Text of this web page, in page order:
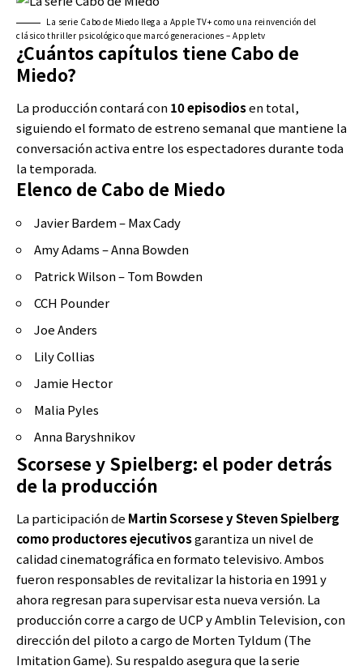
La serie Cabo de Miedo llega a Apple TV+ como una reinvención del
clásico thriller psicológico que marcó generaciones – Appletv
¿Cuántos capítulos tiene Cabo de
Miedo?
La producción contará con10 episodiosen total,
siguiendo el formato de estreno semanal que mantiene la
conversación activa entre los espectadores durante toda
la temporada.
Elenco de Cabo de Miedo
Javier Bardem – Max Cady
Amy Adams – Anna Bowden
Patrick Wilson – Tom Bowden
CCH Pounder
Joe Anders
Lily Collias
Jamie Hector
Malia Pyles
Anna Baryshnikov
Scorsese y Spielberg: el poder detrás
de la producción
La participación de Martin Scorsese y Steven Spielberg
como productores ejecutivosgarantiza un nivel de
calidad cinematográfica en formato televisivo. Ambos
fueron responsables de revitalizar la historia en 1991 y
ahora regresan para supervisar esta nueva versión. La
producción corre a cargo de UCP y Amblin Television, con
dirección del piloto a cargo de Morten Tyldum (The
Imitation Game). Su respaldo asegura que la serie